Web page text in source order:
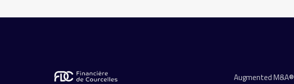
Augmented M&A®